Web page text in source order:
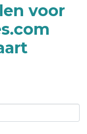
voor